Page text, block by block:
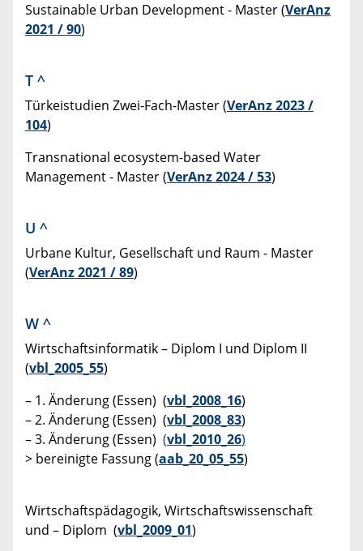
Sustainable Urban Development - Master (VerAnz
2021 / 90)
T ^
Türkeistudien Zwei-Fach-Master (VerAnz 2023 /
104)
Transnational ecosystem-based Water
Management - Master (VerAnz 2024 / 53)
U ^
Urbane Kultur, Gesellschaft und Raum - Master
(VerAnz 2021 / 89)
W ^
Wirtschaftsinformatik – Diplom I und Diplom II
(vbl_2005_55)
– 1. Änderung (Essen) (vbl_2008_16)
– 2. Änderung (Essen) (vbl_2008_83)
– 3. Änderung (Essen) (vbl_2010_26)
> bereinigte Fassung (aab_20_05_55)
Wirtschaftspädagogik, Wirtschaftswissenschaft
und – Diplom (vbl_2009_01)